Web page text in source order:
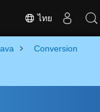
ไทย
Conversion